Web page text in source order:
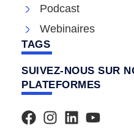
Podcast
Webinaires
TAGS
SUIVEZ-NOUS SUR
PLATEFORMES